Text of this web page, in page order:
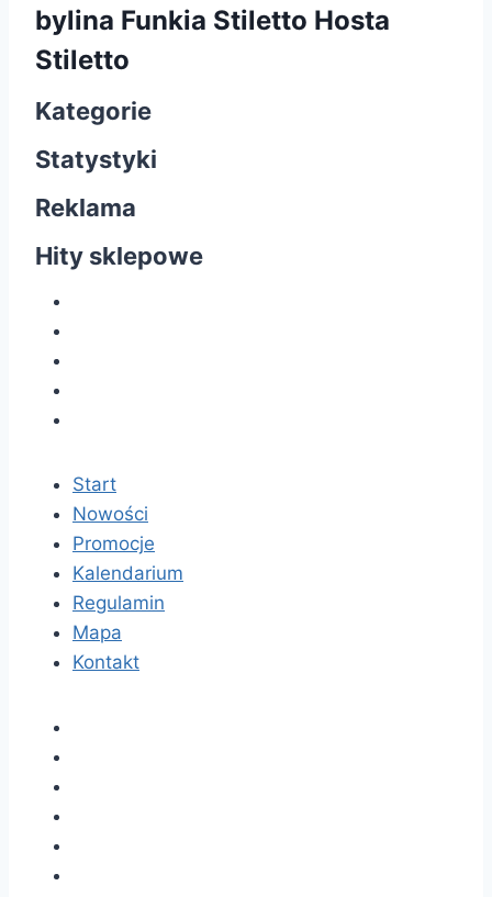
bylina Funkia Stiletto Hosta
Stiletto
Kategorie
Statystyki
Reklama
Hity sklepowe
Start
Nowości
Promocje
Kalendarium
Regulamin
Mapa
Kontakt